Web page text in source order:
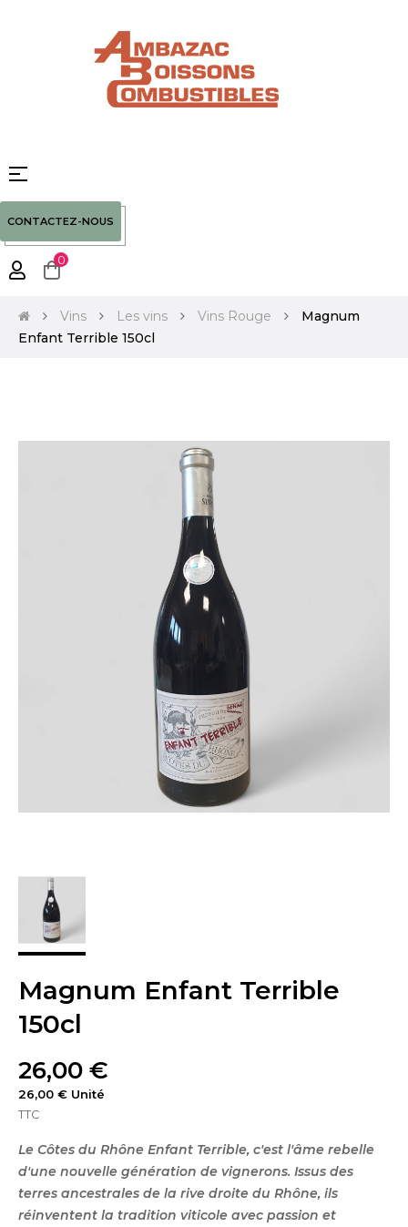
Basculer
☰
CONTACTEZ-NOUS
0
Vins Les vins Vins Rouge
Magnum
Enfant Terrible 150cl
Magnum Enfant Terrible
150cl
26,00 €
26,00 € Unité
TTC
Le Côtes du Rhône Enfant Terrible, c'est l'âme rebelle
d'une nouvelle génération de vignerons. Issus des
terres ancestrales de la rive droite du Rhône, ils
réinventent la tradition viticole avec passion et